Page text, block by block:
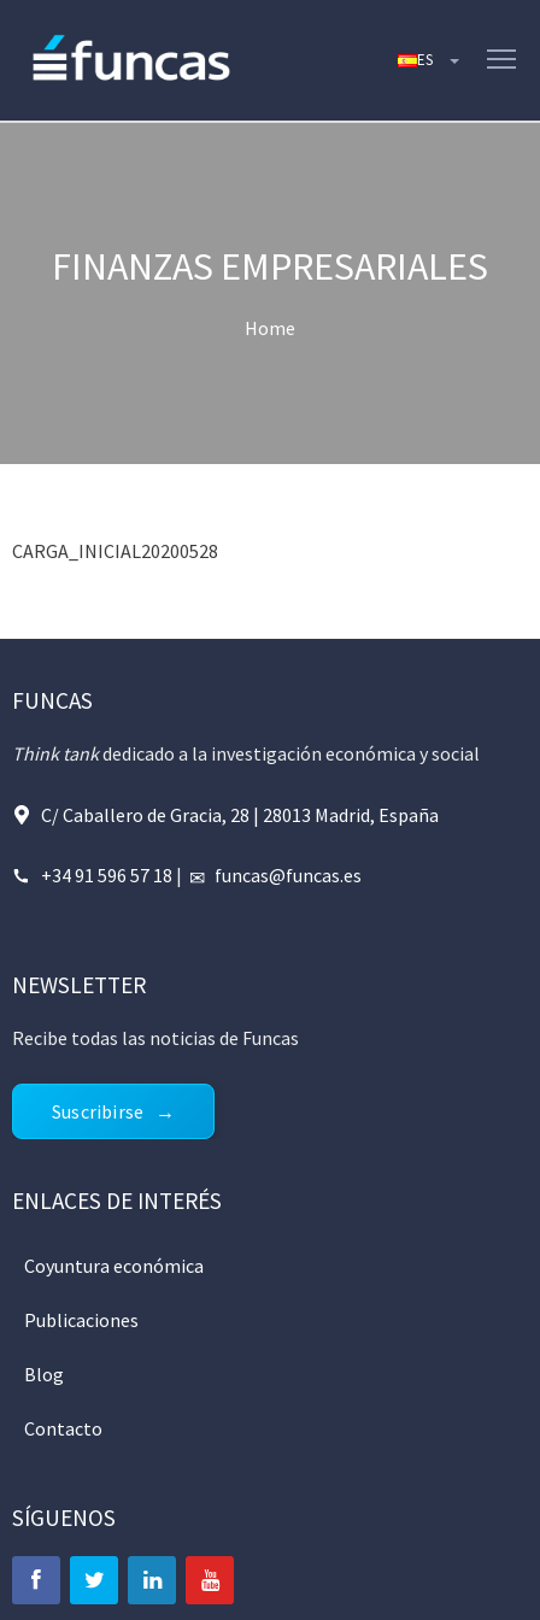
FINANZAS EMPRESARIALES
Home
CARGA_INICIAL20200528
FUNCAS
Think tankdedicado a la investigación económica y social
C/ Caballero de Gracia, 28 | 28013 Madrid, España
+34 91 596 57 18 | funcas@funcas.es
NEWSLETTER
Recibe todas las noticias de Funcas
Suscribirse
ENLACES DE INTERÉS
Coyuntura económica
Publicaciones
Blog
Contacto
SÍGUENOS